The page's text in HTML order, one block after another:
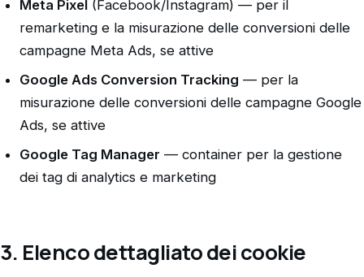
Meta Pixel (Facebook/Instagram) — per il
remarketing e la misurazione delle conversioni delle
campagne Meta Ads, se attive
Google Ads Conversion Tracking — per la
misurazione delle conversioni delle campagne Google
Ads, se attive
Google Tag Manager — container per la gestione
dei tag di analytics e marketing
3. Elenco dettagliato dei cookie